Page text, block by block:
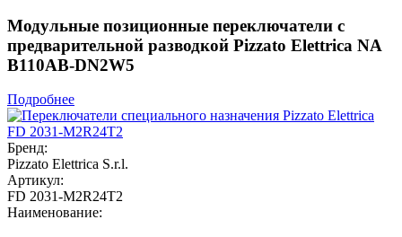
Модульные позиционные переключатели с
предварительной разводкой Pizzato Elettrica NA
B110AB-DN2W5
Подробнее
Бренд:
Pizzato Elettrica S.r.l.
Артикул:
FD 2031-M2R24T2
Наименование: